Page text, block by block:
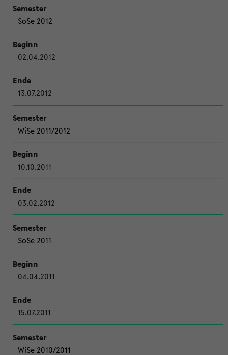
SoSe 2012
02.04.2012
13.07.2012
WiSe 2011/2012
10.10.2011
03.02.2012
SoSe 2011
04.04.2011
15.07.2011
WiSe 2010/2011